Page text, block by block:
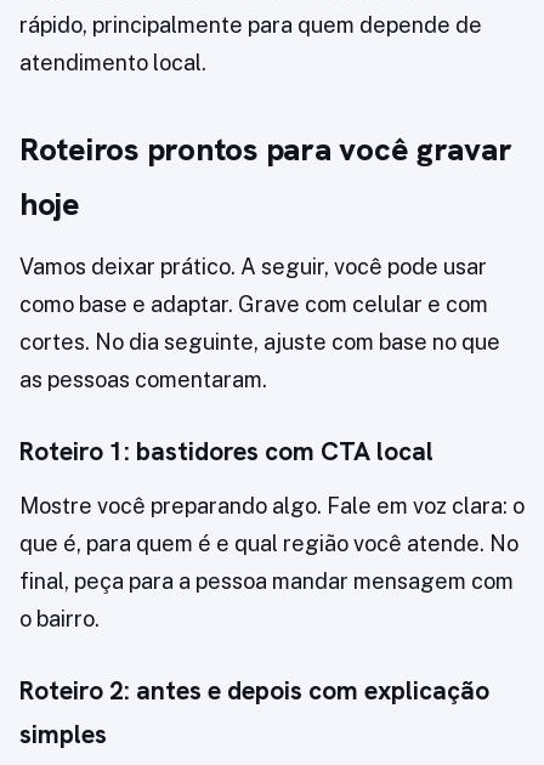
rápido, principalmente para quem depende de
atendimento local.
Roteiros prontos para você gravar
hoje
Vamos deixar prático. A seguir, você pode usar
como base e adaptar. Grave com celular e com
cortes. No dia seguinte, ajuste com base no que
as pessoas comentaram.
Roteiro 1: bastidores com CTA local
Mostre você preparando algo. Fale em voz clara: o
que é, para quem é e qual região você atende. No
final, peça para a pessoa mandar mensagem com
o bairro.
Roteiro 2: antes e depois com explicação
simples